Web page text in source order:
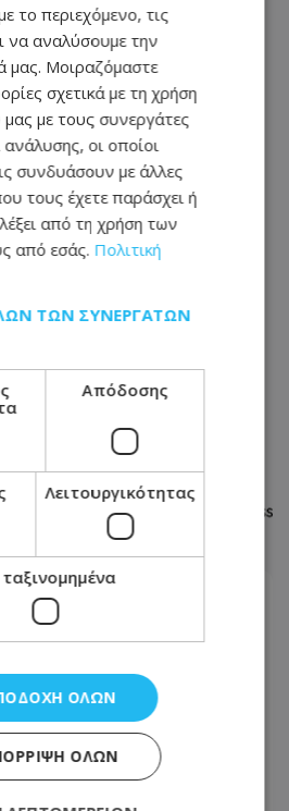
01
02
03
05
...
308
Ιμπς – Ομόνοια
το περιεχόμενο, τις
να αναλύσουμε την
μας. Μοιραζόμαστε
σχετικά με τη χρήση
με τους συνεργάτες
ανάλυσης, οι οποίοι
συνδυάσουν με άλλες
τους έχετε παράσχει ή
από τη χρήση των
από εσάς. Πολιτική
ΤΩΝ ΣΥΝΕΡΓΑΤΏΝ
Απόδοσης
Λειτουργικότητας
ΌΛΩΝ
ΌΛΩΝ